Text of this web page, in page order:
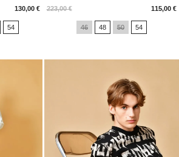
130,00 €
54
223,00 € 115,00 €
Prix
46 48 50 54